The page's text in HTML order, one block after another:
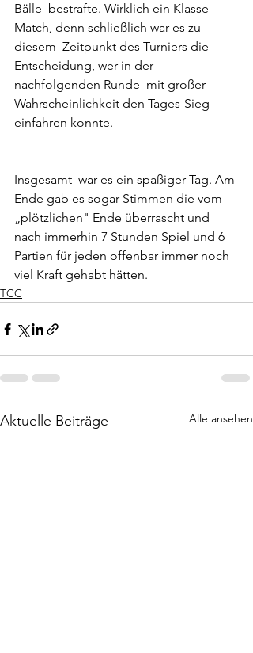
Bälle  bestrafte. Wirklich ein Klasse-
Match, denn schließlich war es zu
diesem  Zeitpunkt des Turniers die
Entscheidung, wer in der
nachfolgenden Runde  mit großer
Wahrscheinlichkeit den Tages-Sieg
einfahren konnte.
Insgesamt  war es ein spaßiger Tag. Am
Ende gab es sogar Stimmen die vom
„plötzlichen" Ende überrascht und
nach immerhin 7 Stunden Spiel und 6
Partien für jeden offenbar immer noch
viel Kraft gehabt hätten.
TCC
Aktuelle Beiträge Alle ansehen